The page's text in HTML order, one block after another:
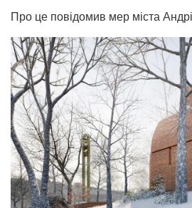
Про це повідомив мер міста